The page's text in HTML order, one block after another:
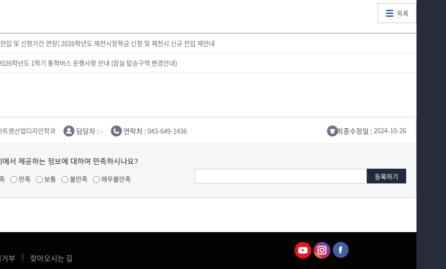
목록
입 및 신청기간 연장] 2026학년도 제천시장학금 신청 및 제천시 신규 전입 재안내
학년도 1학기 통학버스 운행사항 안내 (잠실 탑승구역 변경안내)
트앤산업디자인학과 담당자 : - 연락처 : 043-649-1436 최종수정일 : 2024-10-26
에서 제공하는 정보에 대하여 만족하시나요?
만족 보통 불만족 매우불만족
부
찾아오시는 길